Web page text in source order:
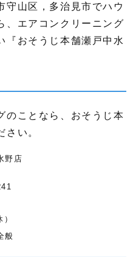
守山区，多治見市でハウ
、エアコンクリーニング
『おそうじ本舗瀬戸中水
のことなら、おそうじ本
さい。
野店
般